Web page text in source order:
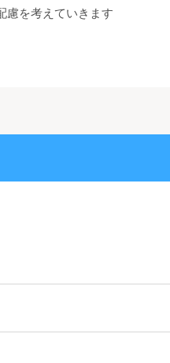
慮を考えていきます